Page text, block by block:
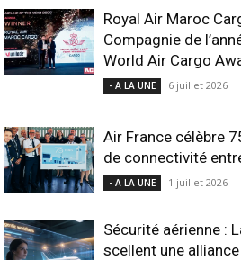
Royal Air Maroc
Compagnie de
World Air Cargo
- A LA UNE 6 juillet 2026
Air France célèbre
de connectivité
- A LA UNE 1 juillet 2026
Sécurité aérienne :
scellent une